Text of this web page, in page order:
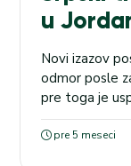
u
Novi izazov
odmor posle
pre toga je
Partizana sa
iz Jordana.
pre 5 meseci